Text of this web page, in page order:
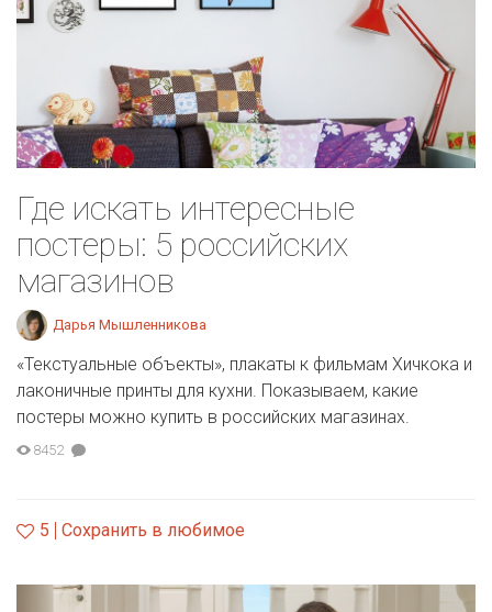
Где искать интересные
постеры: 5 российских
магазинов
Дарья Мышленникова
«Текстуальные объекты», плакаты к фильмам Хичкока и
лаконичные принты для кухни. Показываем, какие
постеры можно купить в российских магазинах.
8452
5 Сохранить в любимое